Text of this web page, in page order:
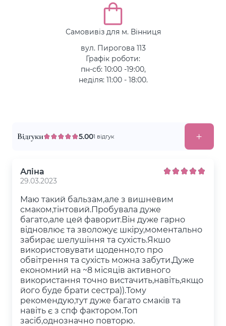
Самовивіз для м. Вінниця
вул. Пирогова 113
Графік роботи:
пн-сб: 10:00 -19:00,
неділя: 11:00 - 18:00.
Відгуки 5.001 відгук
Аліна
29.03.2023
Маю такий бальзам,але з вишневим
смаком,тінтовий.Пробувала дуже
багато,але цей фаворит.Він дуже гарно
відновлює та зволожує шкіру,моментально
забирає шелушіння та сухість.Якшо
використовувати щоденно,то про
обвітрення та сухість можна забути.Дуже
економний на ~8 місяців активного
використання точно вистачить,навіть,якщо
його буде брати сестра)).Тому
рекомендую,тут дуже багато смаків та
навіть є з спф фактором.Топ
засіб,однозначно повторю.